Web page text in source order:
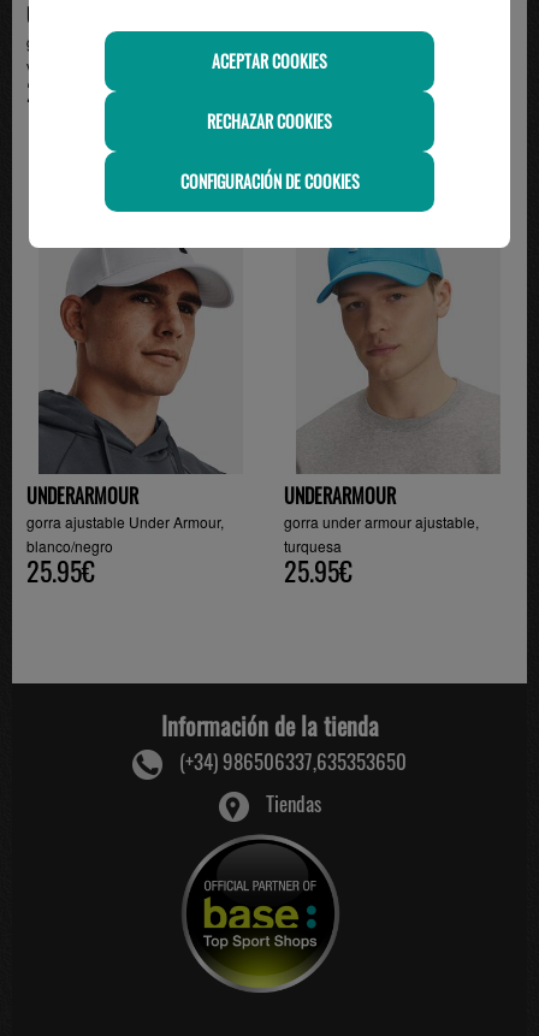
UNDERARMOUR
gorra ajustable Under Armour,
verde
25.95€
gorra ajustable Under Armour,
negro/naranja
UNDERARMOUR
gorra ajustable Under Armour,
blanco/negro
25.95€
UNDERARMOUR
gorra under armour ajustable,
turquesa
25.95€
Información de la tienda
(+34) 986506337,635353650
Tiendas
ACEPTAR COOKIES
RECHAZAR COOKIES
CONFIGURACIÓN DE COOKIES